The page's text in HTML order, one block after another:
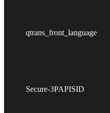
qtrans_front_language
Secure-3PAPISID